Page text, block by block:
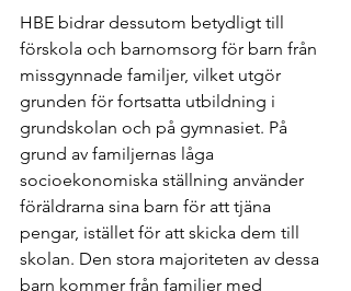
HBE bidrar dessutom betydligt till
förskola och barnomsorg för barn från
missgynnade familjer, vilket utgör
grunden för fortsatta utbildning i
grundskolan och på gymnasiet. På
grund av familjernas låga
socioekonomiska ställning använder
föräldrarna sina barn för att tjäna
pengar, istället för att skicka dem till
skolan. Den stora majoriteten av dessa
barn kommer från familjer med